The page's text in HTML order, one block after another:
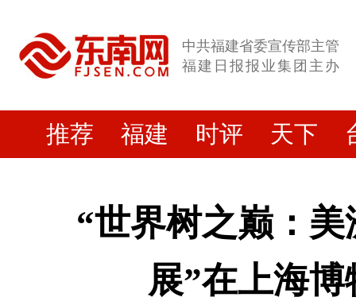
中共福建省委宣传部主管
福建日报报业集团主办
推荐 福建 时评 天下
“世界树之巅：
展”在上海